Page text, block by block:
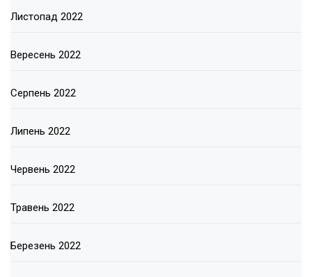
Листопад 2022
Вересень 2022
Серпень 2022
Липень 2022
Червень 2022
Травень 2022
Березень 2022